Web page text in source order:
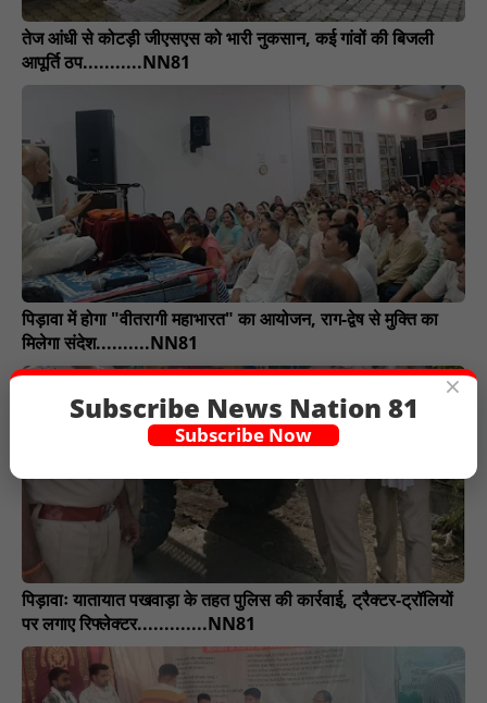
तेज आंधी से कोटड़ी जीएसएस को भारी नुकसान, कई गांवों की बिजली
आपूर्ति ठप...........NN81
पिड़ावा में होगा "वीतरागी महाभारत" का आयोजन, राग-द्वेष से मुक्ति का
मिलेगा संदेश..........NN81
पिड़ावाः यातायात पखवाड़ा के तहत पुलिस की कार्रवाई, ट्रैक्टर-ट्रॉलियों
पर लगाए रिफ्लेक्टर.............NN81
×
Subscribe News Nation 81
Subscribe Now